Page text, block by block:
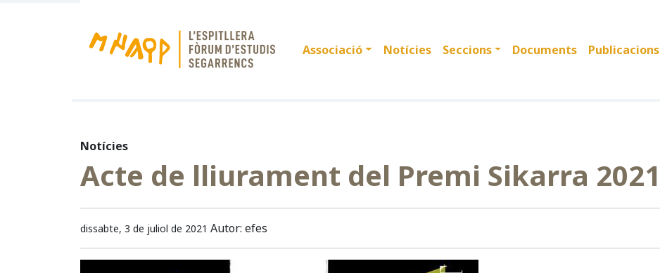
Associació Notícies Seccions Documents Publicacions
Notícies
Acte de lliurament del Premi Sikarra 2021
dissabte, 3 de juliol de 2021 Autor: efes